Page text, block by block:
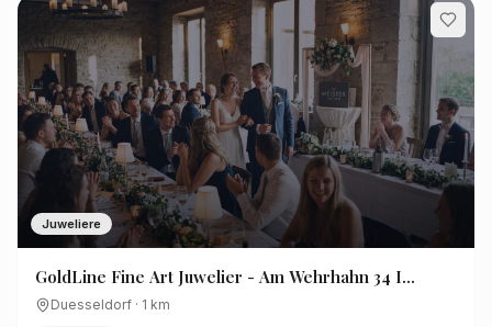
Juweliere
GoldLine Fine Art Juwelier - Am Wehrhahn 34 I
Goldankauf I Edelmetalle I Brillantschmuck
Duesseldorf · 1 km